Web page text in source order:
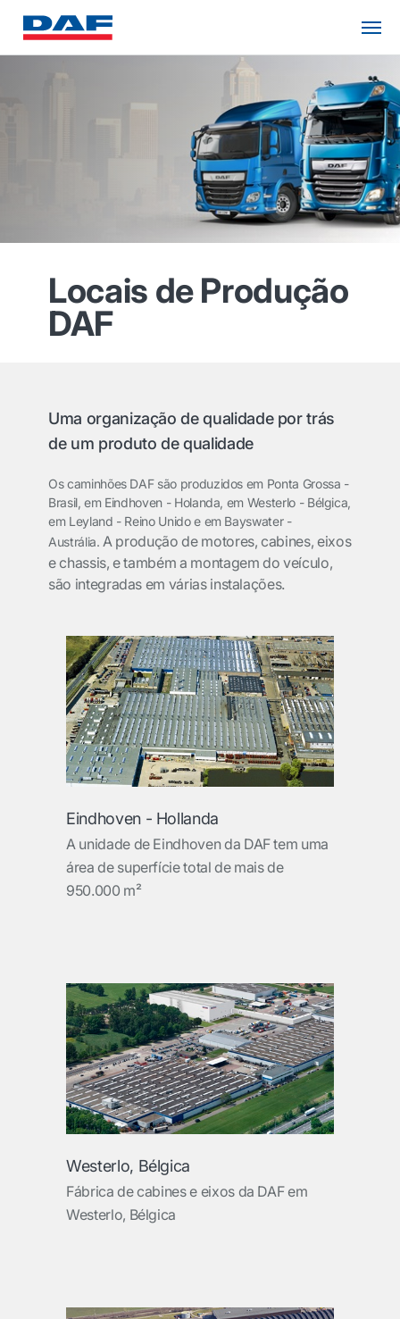
Locais de Produção
DAF
Uma organização de qualidade por trás
de um produto de qualidade
Os caminhões DAF são produzidos em Ponta Grossa -
Brasil, em Eindhoven - Holanda, em Westerlo - Bélgica,
em Leyland - Reino Unido e em Bayswater -
Austrália. A produção de motores, cabines, eixos
e chassis, e também a montagem do veículo,
são integradas em várias instalações.
Eindhoven - Hollanda
A unidade de Eindhoven da DAF tem uma
área de superfície total de mais de
950.000 m²
Westerlo, Bélgica
Fábrica de cabines e eixos da DAF em
Westerlo, Bélgica